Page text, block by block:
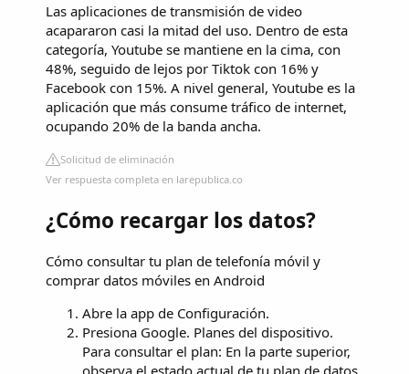
Las aplicaciones de transmisión de video
acapararon casi la mitad del uso. Dentro de esta
categoría, Youtube se mantiene en la cima, con
48%, seguido de lejos por Tiktok con 16% y
Facebook con 15%. A nivel general, Youtube es la
aplicación que más consume tráfico de internet,
ocupando 20% de la banda ancha.
Solicitud de eliminación
Ver respuesta completa en larepublica.co
¿Cómo recargar los datos?
Cómo consultar tu plan de telefonía móvil y
comprar datos móviles en Android
Abre la app de Configuración.
Presiona Google. Planes del dispositivo.
Para consultar el plan: En la parte superior,